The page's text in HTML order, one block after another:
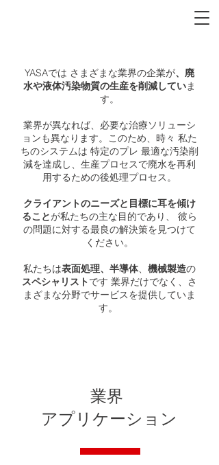
YASAでは さまざまな業界の企業が、廃
水や液体汚染物質の生産を削減していま
す。
業界が異なれば、必要な治療ソリューシ
ョンも異なります。このため、時々 私た
ちのシステムは 特定のプレ 最適な汚染削
減を達成し、生産プロセスで廃水を再利
用するための後処理プロセス。
クライアントのニーズと目標に耳を傾け
ることが私たちの主な目的であり、
彼ら
の問題に対する最良の解決策を見つけて
ください。
私たちは表面処理、 半導体、 機械製造の
スペシャリストです 業界だけでなく、さ
まざまな分野でサービスを提供していま
す。
業界
アプリケーション